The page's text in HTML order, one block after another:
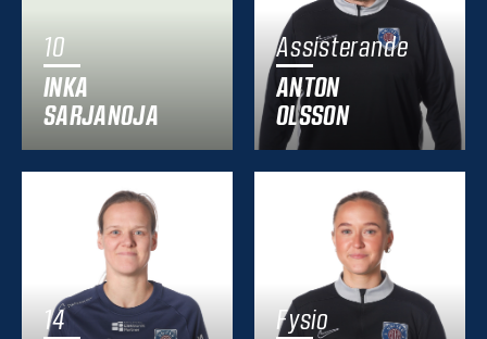
10
INKA
SARJANOJA
Assisterande
ANTON
OLSSON
14
Fysio